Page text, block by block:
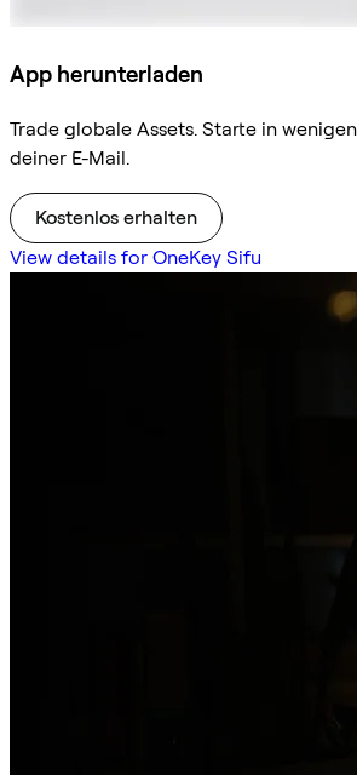
App herunterladen
Trade globale Assets. Starte in
deiner E-Mail.
Kostenlos erhalten
View details for OneKey Sifu